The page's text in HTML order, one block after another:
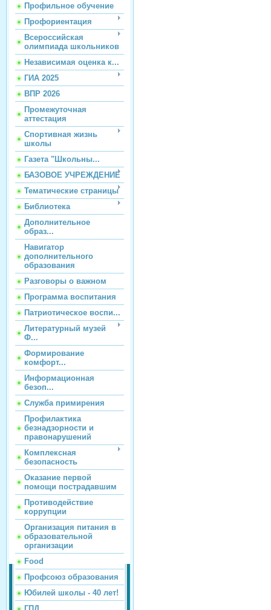
Профильное обучение
Профориентация
Всероссийская
олимпиада школьников
Независимая оценка к...
ГИА 2025
ВПР 2026
Промежуточная
аттестация
Спортивная жизнь
школы
Газета "Школьны...
БАЗОВОЕ УЧРЕЖДЕНИЕ
Тематические страницы
Библиотека
Дополнительное
образ...
Навигатор
дополнительного
образования
Разговоры о важном
Программа воспитания
Патриотическое воспи...
Литературный музей
Ф...
Формирование
комфорт...
Информационная
безоп...
Служба примирения
Профилактика
безнадзорности и
правонарушений
Комплексная
безопасность
Оказание первой
помощи пострадавшим
Противодействие
коррупции
Организация питания в
образовательной
организации
Food
Профсоюз образования
Юбилей школы - 40 лет!